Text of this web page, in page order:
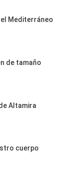
Mediterráneo
de tamaño
Altamira
cuerpo